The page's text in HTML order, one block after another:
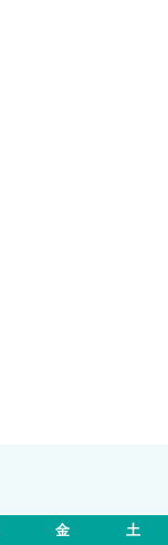
金 土